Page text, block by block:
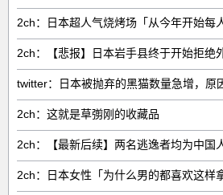
2ch：【悲报】日本岩手县终于开始拒绝
2ch：这就是草彅刚的收藏品
2ch：日本女性「为什么男的都喜欢这样